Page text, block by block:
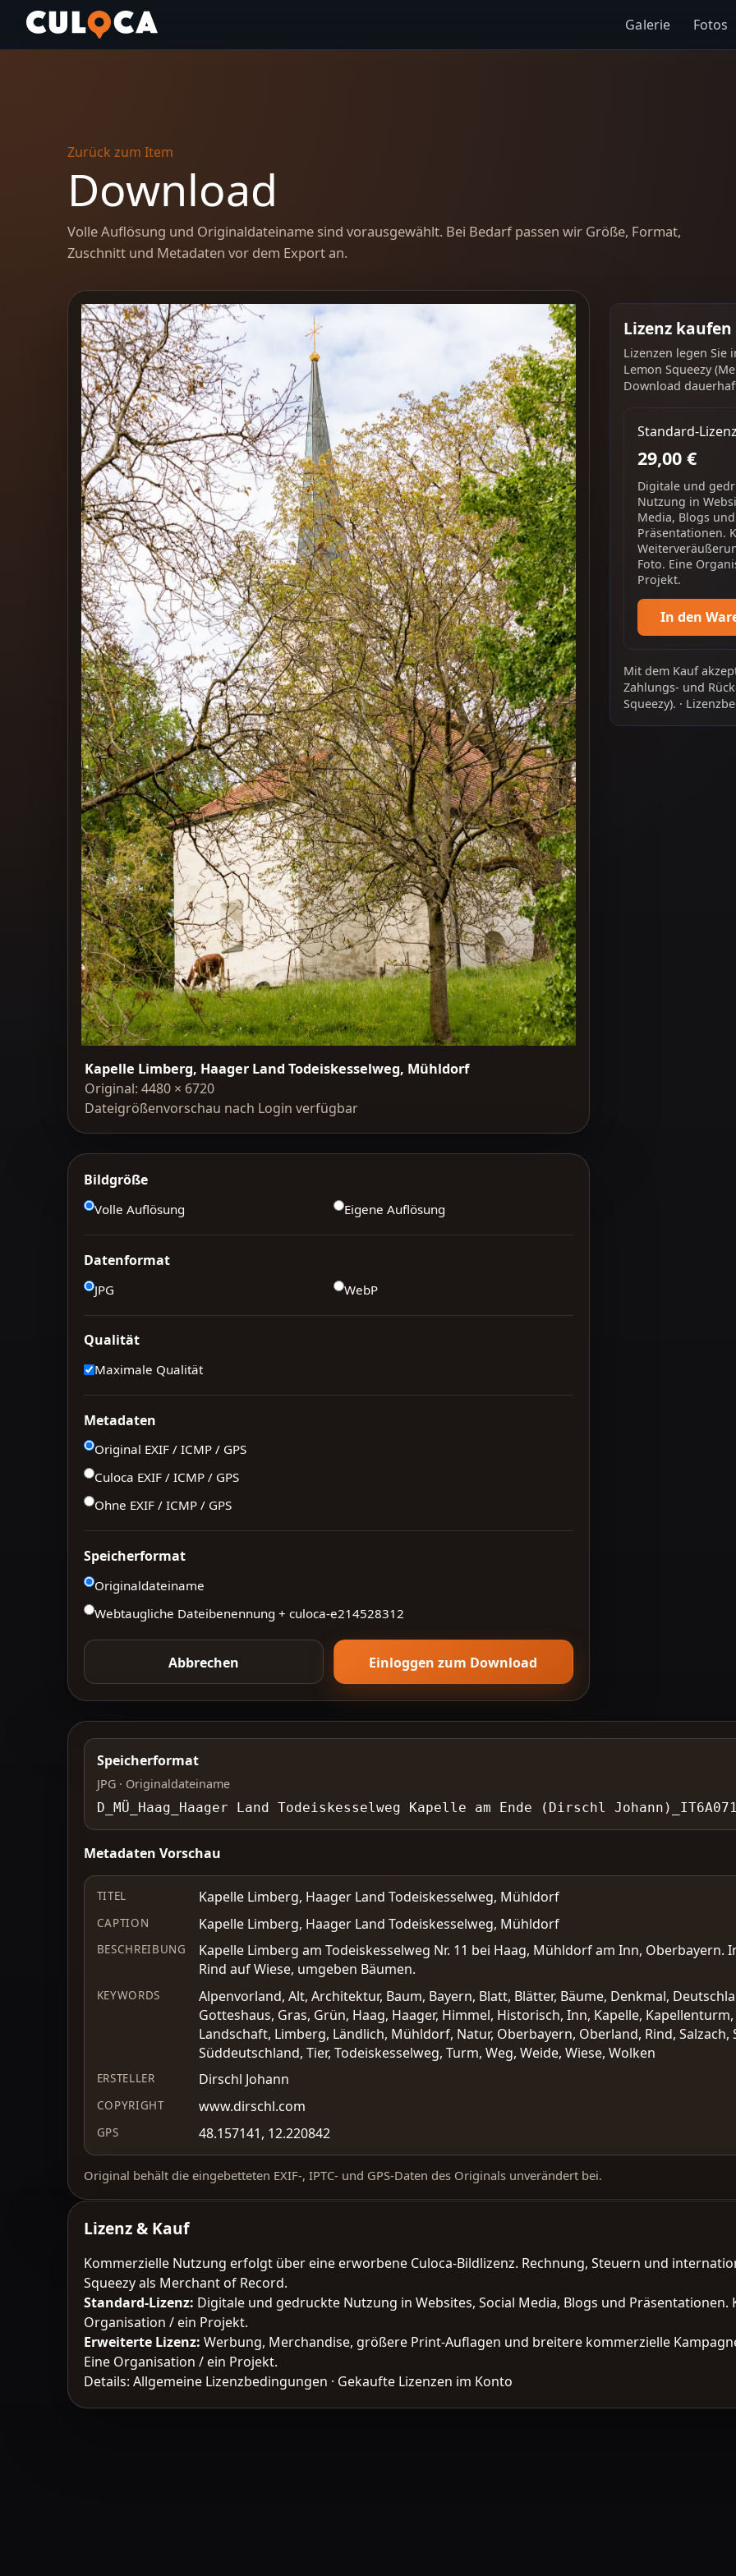
Galerie Fotos
Zurück zum Item
Download
Volle Auflösung und Originaldateiname sind vorausgewählt. Bei Bedarf passen wir Größe, Format,
Zuschnitt und Metadaten vor dem Export an.
Kapelle Limberg, Haager Land Todeiskesselweg, Mühldorf
Original: 4480 × 6720
Dateigrößenvorschau nach Login verfügbar
Lizenz kaufen
Lizenzen legen Sie
Lemon Squeezy
Download
Standard-Lizenz
29,00 €
Digitale und
Nutzung in
Media, Blogs und
Präsentationen.
Foto. Eine
Projekt.
In den
Mit dem Kauf
Zahlungs- und
Squeezy). ·
Bildgröße
Volle Auflösung Eigene Auflösung
Datenformat
JPG WebP
Qualität
Maximale Qualität
Metadaten
Original EXIF / ICMP / GPS
Culoca EXIF / ICMP / GPS
Ohne EXIF / ICMP / GPS
Speicherformat
Originaldateiname
Webtaugliche Dateibenennung + culoca-e214528312
Abbrechen Einloggen zum Download
Speicherformat
JPG · Originaldateiname
D_MÜ_Haag_Haager Land Todeiskesselweg Kapelle am Ende (Dirschl
Metadaten Vorschau
TITEL Kapelle Limberg, Haager Land Todeiskesselweg, Mühldorf
CAPTION Kapelle Limberg, Haager Land Todeiskesselweg, Mühldorf
BESCHREIBUNG
Kapelle Limberg am Todeiskesselweg Nr. 11 bei Haag, Mühldorf am Inn, Oberbayern.
Rind auf Wiese, umgeben Bäumen.
KEYWORDS
Alpenvorland, Alt, Architektur, Baum, Bayern, Blatt, Blätter, Bäume, Denkmal,
Gotteshaus, Gras, Grün, Haag, Haager, Himmel, Historisch, Inn, Kapelle,
Landschaft, Limberg, Ländlich, Mühldorf, Natur, Oberbayern, Oberland, Rind, Salzach,
Süddeutschland, Tier, Todeiskesselweg, Turm, Weg, Weide, Wiese, Wolken
ERSTELLER Dirschl Johann
COPYRIGHT www.dirschl.com
GPS 48.157141, 12.220842
Original behält die eingebetteten EXIF-, IPTC- und GPS-Daten des Originals unverändert bei.
Lizenz & Kauf
Kommerzielle Nutzung erfolgt über eine erworbene Culoca-Bildlizenz. Rechnung, Steuern und
Squeezy als Merchant of Record.
Standard-Lizenz: Digitale und gedruckte Nutzung in Websites, Social Media, Blogs und Präsentationen.
Organisation / ein Projekt.
Erweiterte Lizenz: Werbung, Merchandise, größere Print-Auflagen und breitere kommerzielle
Eine Organisation / ein Projekt.
Details:Allgemeine Lizenzbedingungen · Gekaufte Lizenzen im Konto